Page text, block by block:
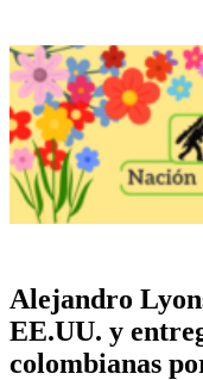
Alejandro
EE.UU. y
colombianas